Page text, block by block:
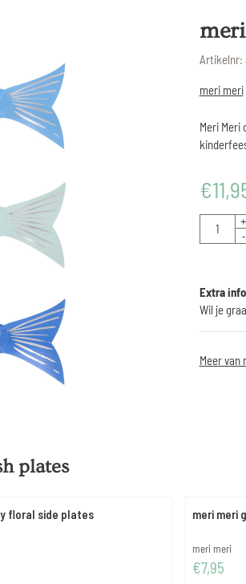
Artikelnr:
meri meri
Meri
€
Aantal
+
-
Extra
Wil je
Meer van
plates
floral side plates meri meri
Merk:
meri meri
Prijs: 7,95
€7,95